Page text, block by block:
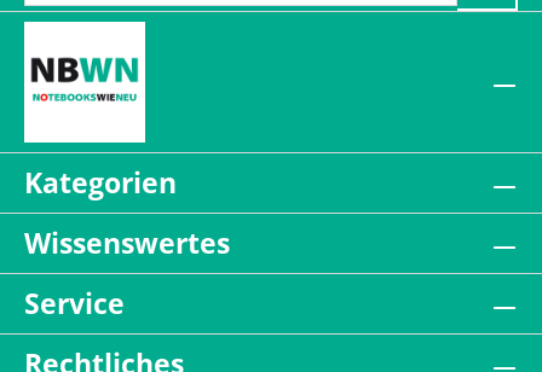
Kategorien
Wissenswertes
Service
Rechtliches